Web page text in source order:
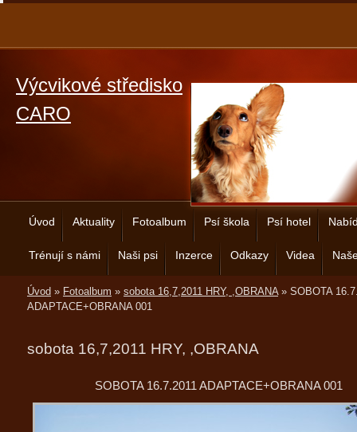
Výcvikové středisko
CARO
Úvod Aktuality Fotoalbum Psí škola Psí hotel
Trénují s námi Naši psi Inzerce Odkazy Videa
Úvod » Fotoalbum » sobota 16,7,2011 HRY, ,OBRANA» SOBOTA
ADAPTACE+OBRANA 001
sobota 16,7,2011 HRY, ,OBRANA
SOBOTA 16.7.2011 ADAPTACE+OBRANA 001